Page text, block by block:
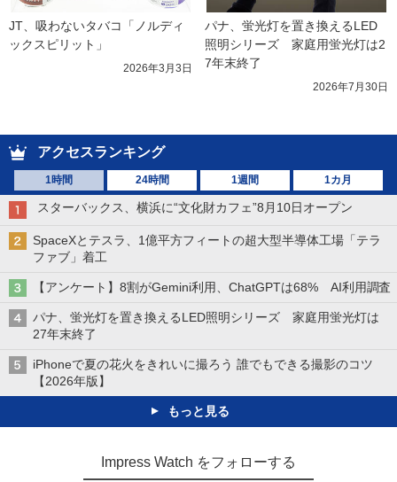
JT、吸わないタバコ「ノルディ
ックスピリット」
2026年3月3日
パナ、蛍光灯を置き換えるLED
照明シリーズ　家庭用蛍光灯は2
7年末終了
2026年7月30日
アクセスランキング
1時間 24時間 1週間 1カ月
スターバックス、横浜に“文化財カフェ”8月10日オープン
SpaceXとテスラ、1億平方フィートの超大型半導体工場「テラ
ファブ」着工
【アンケート】8割がGemini利用、ChatGPTは68% AI利用調査
パナ、蛍光灯を置き換えるLED照明シリーズ 家庭用蛍光灯は
27年末終了
iPhoneで夏の花火をきれいに撮ろう 誰でもできる撮影のコツ
【2026年版】
もっと見る
Impress Watch をフォローする